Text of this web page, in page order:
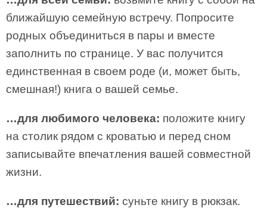
ближайшую семейную встречу. Попросите
родных объединиться в пары и вместе
заполнить по странице. У вас получится
единственная в своем роде (и, может быть,
смешная!) книга о вашей семье.
…для любимого человека: положите книгу
на столик рядом с кроватью и перед сном
записывайте впечатления вашей совместной
жизни.
…для путешествий: суньте книгу в рюкзак.